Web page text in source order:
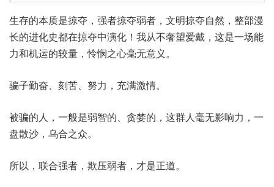
生存的本质是掠夺，强者掠夺弱者，文明掠夺自然，整部漫
长的进化史都在掠夺中演化！我从不奢望爱戴，这是一场能
力和机运的较量，怜悯之心毫无意义。
骗子勤奋、刻苦、努力，充满激情。
被骗的人，一般是弱智的、贪婪的，这群人毫无影响力，一
盘散沙，乌合之众。
所以，联合强者，欺压弱者，才是正道。